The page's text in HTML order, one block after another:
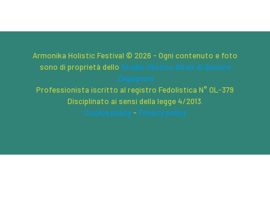
Armonika Holistic Festival © 2026 - Ogni contenuto e foto
sono di proprietà dello Studio Olistico Altair di Simone
Zagagnoni
Professionista iscritto al registro Fedolistica N° OL-379
Disciplinato ai sensi della legge 4/2013.
Cookie policy- Privacy policy